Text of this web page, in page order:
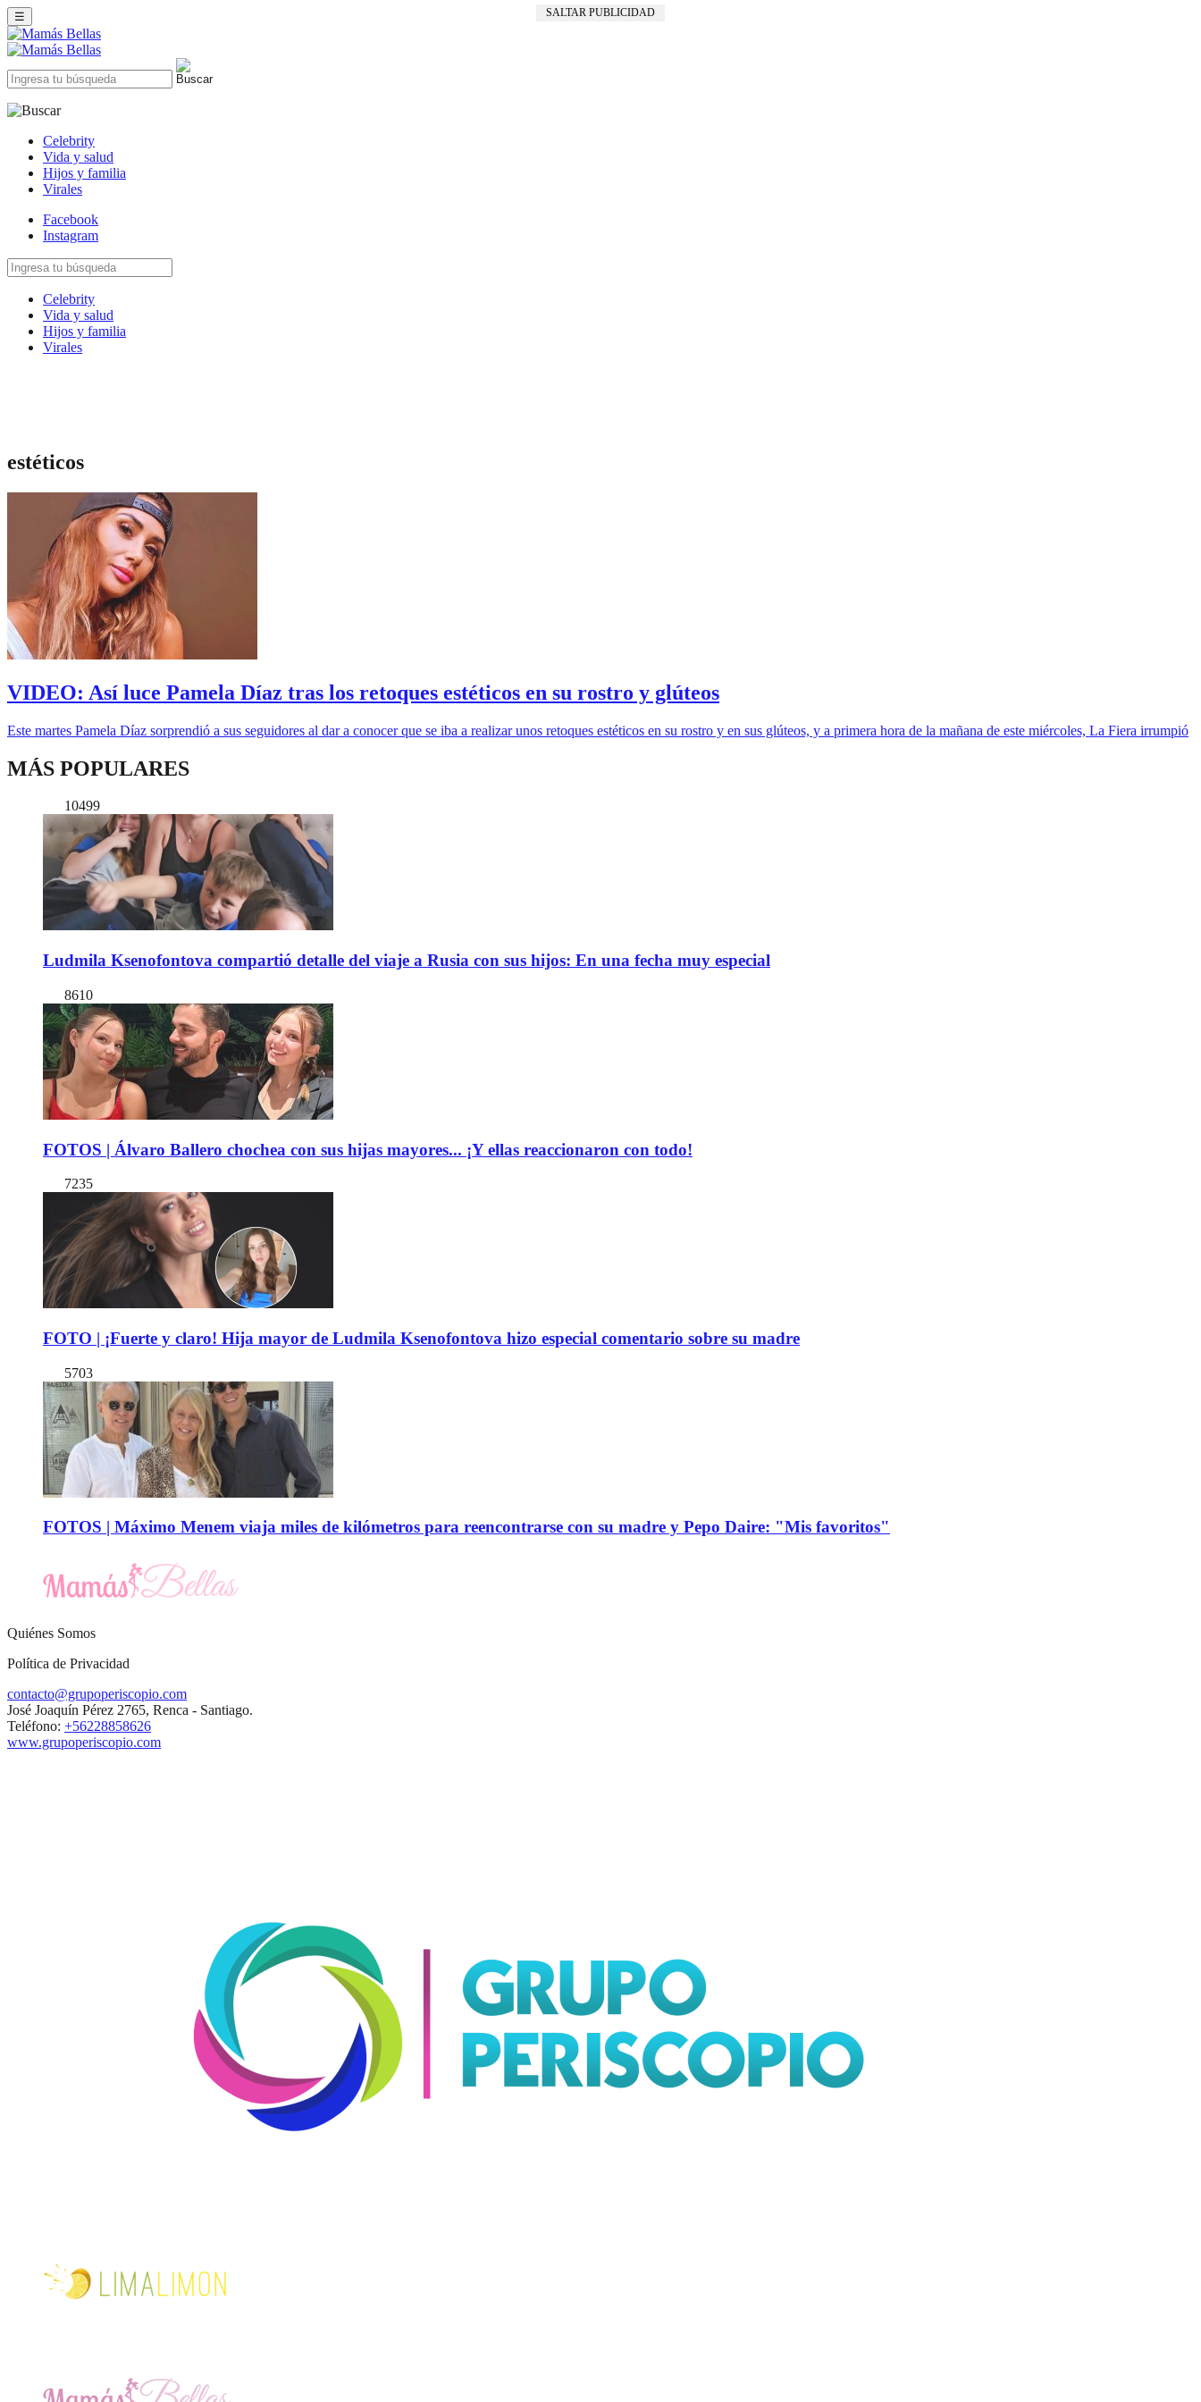
SALTAR PUBLICIDAD
☰
Celebrity
Vida y salud
Hijos y familia
Virales
Facebook
Instagram
Celebrity
Vida y salud
Hijos y familia
Virales
estéticos
VIDEO: Así luce Pamela Díaz tras los retoques estéticos en su rostro y glúteos
Este martes Pamela Díaz sorprendió a sus seguidores al dar a conocer que se iba a realizar unos retoques estéticos en su rostro y en sus glúteos, y a primera hora de la mañana de este miércoles, La Fiera irrumpió
MÁS POPULARES
10499
Ludmila Ksenofontova compartió detalle del viaje a Rusia con sus hijos: En una fecha muy especial
8610
FOTOS | Álvaro Ballero chochea con sus hijas mayores... ¡Y ellas reaccionaron con todo!
7235
FOTO | ¡Fuerte y claro! Hija mayor de Ludmila Ksenofontova hizo especial comentario sobre su madre
5703
FOTOS | Máximo Menem viaja miles de kilómetros para reencontrarse con su madre y Pepo Daire: "Mis favoritos"
Quiénes Somos
Política de Privacidad
contacto@grupoperiscopio.com
José Joaquín Pérez 2765, Renca - Santiago.
Teléfono: +56228858626
www.grupoperiscopio.com